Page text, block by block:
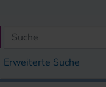
Erweiterte Suche